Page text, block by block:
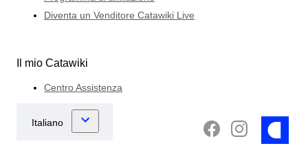
Diventa un Venditore Catawiki Live
Il mio Catawiki
Centro Assistenza